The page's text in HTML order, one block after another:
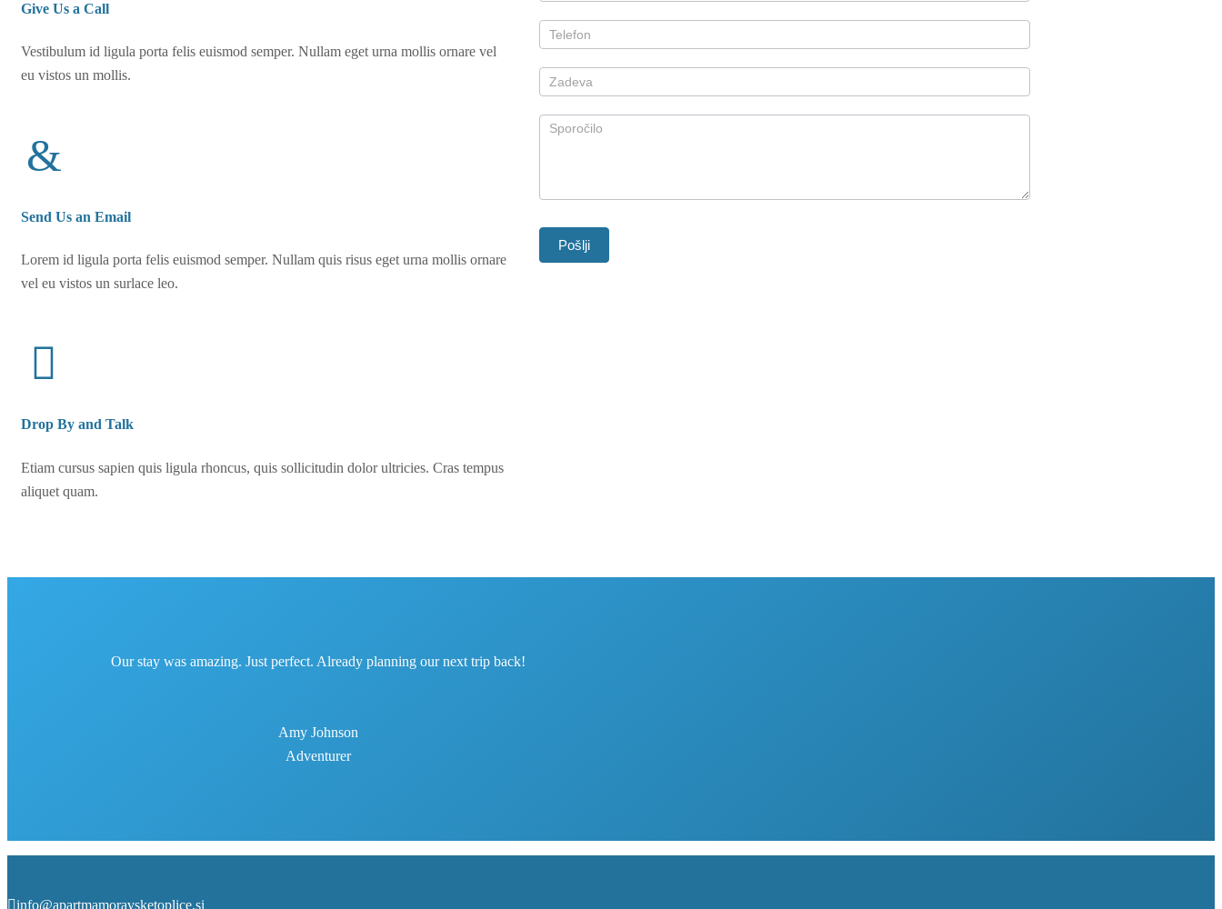
Give Us a Call
Vestibulum id ligula porta felis euismod semper. Nullam eget urna mollis ornare vel
eu vistos un mollis.
Send Us an Email
Lorem id ligula porta felis euismod semper. Nullam quis risus eget urna mollis ornare
vel eu vistos un surlace leo.
Drop By and Talk
Etiam cursus sapien quis ligula rhoncus, quis sollicitudin dolor ultricies. Cras tempus
aliquet quam.
Our stay was amazing. Just perfect. Already planning our next trip back!
Amy Johnson
Adventurer
info@apartmamoravsketoplice.si